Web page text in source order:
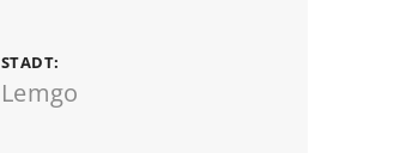
STADT
Lemgo